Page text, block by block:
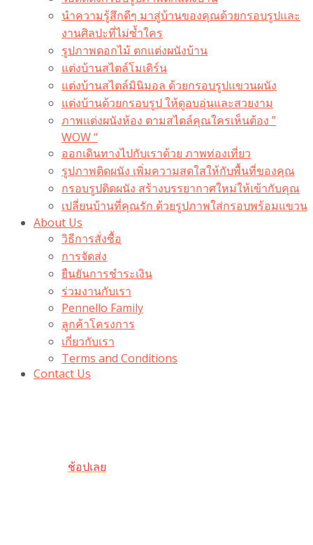
นำความรู้สึกดีๆ มาสู่บ้านของคุณด้วยกรอบรูปและ
งานศิลปะที่ไม่ซ้ำใคร
รูปภาพดอกไม้ ตกแต่งผนังบ้าน
แต่งบ้านสไตล์โมเดิร์น
แต่งบ้านสไตล์มินิมอล ด้วยกรอบรูปแขวนผนัง
แต่งบ้านด้วยกรอบรูป ให้ดูอบอุ่นและสวยงาม
ภาพแต่งผนังห้อง ตามสไตล์คุณใครเห็นต้อง ”
WOW “
ออกเดินทางไปกับเราด้วย ภาพท่องเที่ยว
รูปภาพติดผนัง เพิ่มความสดใสให้กับพื้นที่ของคุณ
กรอบรูปติดผนัง สร้างบรรยากาศใหม่ให้เข้ากับคุณ
เปลี่ยนบ้านที่คุณรัก ด้วยรูปภาพใส่กรอบพร้อมแขวน​
About Us
วิธีการสั่งซื้อ
การจัดส่ง
ยืนยันการชำระเงิน
ร่วมงานกับเรา
Pennello Family
ลูกค้าโครงการ
เกี่ยวกับเรา
Terms and Conditions
Contact Us
ช้อปเลย